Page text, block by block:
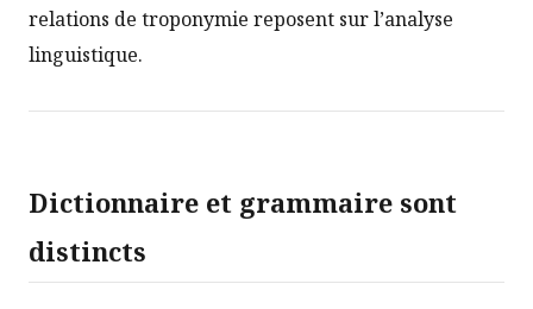
relations de troponymie reposent sur l’analyse
linguistique.
Dictionnaire et grammaire sont
distincts